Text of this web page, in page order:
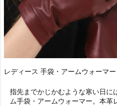
レディース 手袋・アームウォーマー
指先までかじかむような寒い日に
ム手袋・アームウォーマー。本革